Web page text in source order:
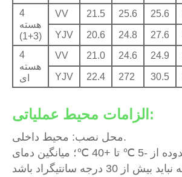
4
هسته
(3+1)
VV 21.5 25.6 25.6
YJV 20.6 24.8 27.6
4
هسته
ای
VV 21.0 24.6 24.9
YJV 22.4 272 30.5
الزامات محیط عملیاتی:
محل نصب: محیط داخلی.
دمای محیط: محدوده از -5 ℃ تا +40 ℃؛ میانگین دمای